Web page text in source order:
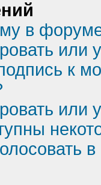
в
или
к
или